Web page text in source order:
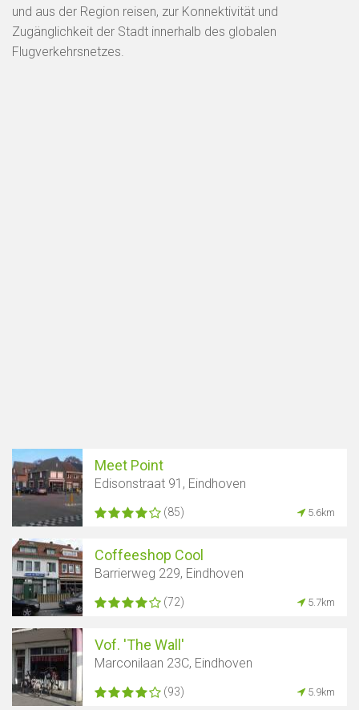
und aus der Region reisen, zur Konnektivität und
Zugänglichkeit der Stadt innerhalb des globalen
Flugverkehrsnetzes.
Meet Point
Edisonstraat 91, Eindhoven
(85) 5.6km
Coffeeshop Cool
Barrierweg 229, Eindhoven
(72) 5.7km
Vof. 'The Wall'
Marconilaan 23C, Eindhoven
(93) 5.9km